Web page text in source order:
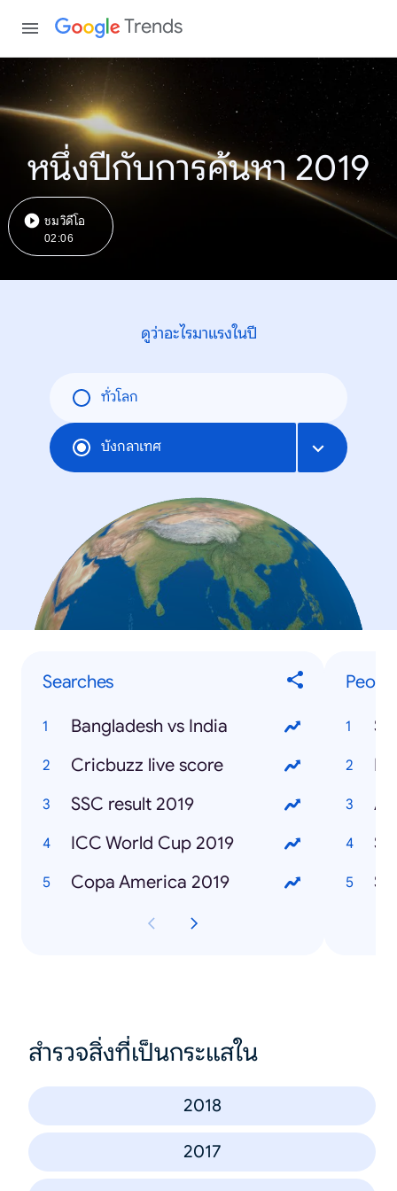
Trends
หนึ่งปีกับการค้นหา 2019
ชมวิดีโอ
02:06
ดูว่าอะไรมาแรงในปี
ทั่วโลก
บังกลาเทศ
Searches
Bangladesh vs India
Cricbuzz live score
SSC result 2019
ICC World Cup 2019
Copa America 2019
สำรวจสิ่งที่เป็นกระแสใน
2018
2017